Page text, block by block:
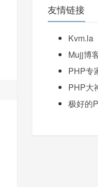
友情链接
Kvm.la
Mujj博
PHP专
PHP大
极好的